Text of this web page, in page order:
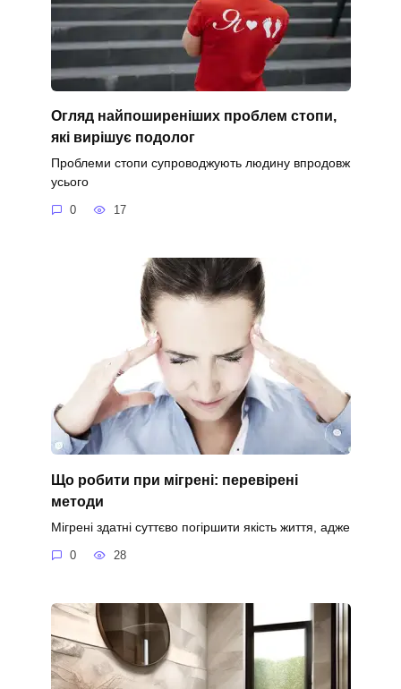
Огляд найпоширеніших проблем стопи,
які вирішує подолог
Проблеми стопи супроводжують людину впродовж
усього
0 17
Що робити при мігрені: перевірені
методи
Мігрені здатні суттєво погіршити якість життя, адже
0 28